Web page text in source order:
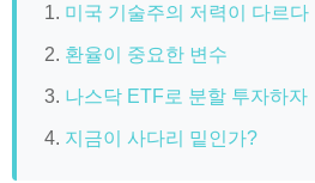
미국 기술주의 저력이 다르다
환율이 중요한 변수
나스닥 ETF로 분할 투자하자
지금이 사다리 밑인가?